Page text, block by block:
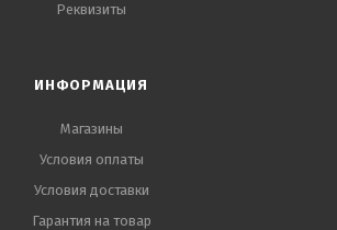
Реквизиты
ИНФОРМАЦИЯ
Магазины
Условия оплаты
Условия доставки
Гарантия на товар